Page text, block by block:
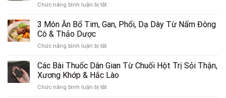
Lá
Khỏe
Tần
Sự
Thật
Xạ
“Cặp
Hảo”
Cứu
Lá
Trước
Chức năng bình luận bị tắtở
Ngổ
Trâu
Bài
Dân
Gian
Mất
3 Món Ăn Bổ Tim, Gan, Phổi, Dạ Dày Từ Nấm Đông
Cô & Thảo Dược
Chức năng bình luận bị tắtở
Món
Ăn
Bổ
Tim,
Các Bài Thuốc Dân Gian Từ Chuối Hột Trị Sỏi Thận,
Xương Khớp & Hắc Lào
Chức năng bình luận bị tắtở